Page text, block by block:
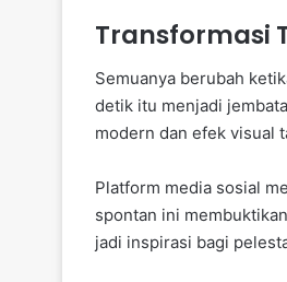
Transformasi
Semuanya berubah
detik itu menjadi
modern dan efek visual
Platform media sosial
spontan ini
jadi inspirasi bagi